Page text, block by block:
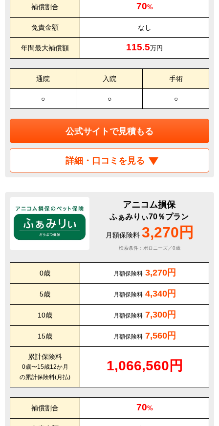
補償割合 70%
免責金額 なし
年間最大補償額 115.5万円
通院 入院 手術
○ ○ ○
公式サイトで見積もる
詳細・口コミを見る
アニコム損保
ふぁみりぃ70％プラン
月額保険料 3,270円
検索条件：ボロニーズ／0歳
0歳 月額保険料 3,270円
5歳 月額保険料 4,340円
10歳 月額保険料 7,300円
15歳 月額保険料 7,560円
累計保険料
0歳〜15歳12か月
の累計保険料(月払)
1,066,560円
補償割合 70%